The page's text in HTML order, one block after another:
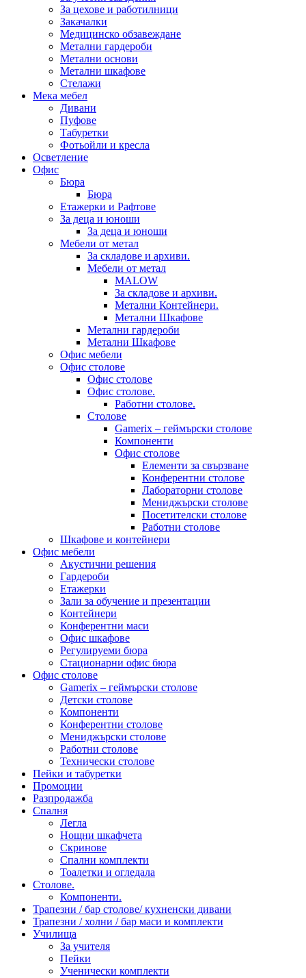
За цехове и работилници
Закачалки
Медицинско обзавеждане
Метални гардероби
Метални основи
Метални шкафове
Стелажи
Мека мебел
Дивани
Пуфове
Табуретки
Фотьойли и кресла
Осветление
Офис
Бюра
Бюра
Етажерки и Рафтове
За деца и юноши
За деца и юноши
Мебели от метал
За складове и архиви.
Мебели от метал
MALOW
За складове и архиви.
Метални Контейнери.
Метални Шкафове
Метални гардероби
Метални Шкафове
Офис мебели
Офис столове
Офис столове
Офис столове.
Работни столове.
Столове
Gamerix – геймърски столове
Компоненти
Офис столове
Елементи за свързване
Конферентни столове
Лабораторни столове
Мениджърски столове
Посетителски столове
Работни столове
Шкафове и контейнери
Офис мебели
Акустични решения
Гардероби
Етажерки
Зали за обучение и презентации
Контейнери
Конферентни маси
Офис шкафове
Регулируеми бюра
Стационарни офис бюра
Офис столове
Gamerix – геймърски столове
Детски столове
Компоненти
Конферентни столове
Мениджърски столове
Работни столове
Технически столове
Пейки и табуретки
Промоции
Разпродажба
Спалня
Легла
Нощни шкафчета
Скринове
Спални комплекти
Тоалетки и огледала
Столове.
Компоненти.
Трапезни / бар столове/ кухненски дивани
Трапезни / холни / бар маси и комплекти
Училища
За учителя
Пейки
Ученически комплекти